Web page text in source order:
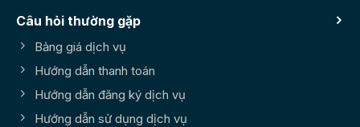
Câu hỏi thường gặp
Bảng giá dịch vụ
Hướng dẫn thanh toán
Hướng dẫn đăng ký dịch vụ
Hướng dẫn sử dụng dịch vụ